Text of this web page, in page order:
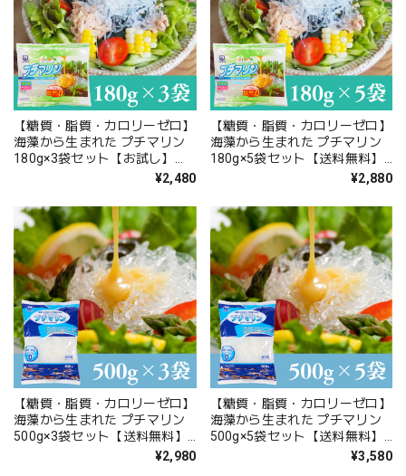
【糖質・脂質・カロリーゼロ】
海藻から生まれた プチマリン
180g×3袋セット【お試し】
【送料無料】北海道・沖縄は別
¥2,480
【糖質・脂質・カロリーゼロ】
海藻から生まれた プチマリン
180g×5袋セット【送料無料】
北海道・沖縄は別途送料¥2,880
【糖質・脂質・カロリーゼロ】
海藻から生まれた プチマリン
500g×3袋セット【送料無料】
北海道・沖縄は別途送料¥2,980
【糖質・脂質・カロリーゼロ】
海藻から生まれた プチマリン
500g×5袋セット【送料無料】
北海道・沖縄は別途送料¥3,580